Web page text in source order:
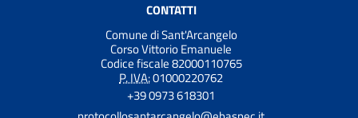
CONTATTI
Comune di Sant'Arcangelo
Corso Vittorio Emanuele
Codice fiscale 82000110765
P. IVA:01000220762
+39 0973 618301